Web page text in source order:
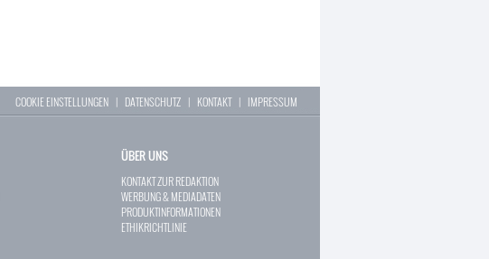
COOKIE EINSTELLUNGEN | DATENSCHUTZ | KONTAKT| IMPRESSUM
ÜBER UNS
KONTAKT ZUR REDAKTION
WERBUNG & MEDIADATEN
PRODUKTINFORMATIONEN
ETHIKRICHTLINIE